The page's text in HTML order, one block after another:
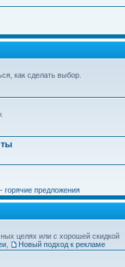
как сделать выбор.
горячие предложения
целях или с хорошей скидкой
Новый подход к рекламе